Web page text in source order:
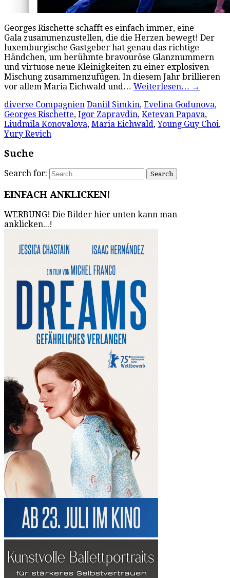
Georges Rischette schafft es einfach immer, eine
Gala zusammenzustellen, die die Herzen bewegt! Der
luxemburgische Gastgeber hat genau das richtige
Händchen, um berühmte bravouröse Glanznummern
und virtuose neue Kleinigkeiten zu einer explosiven
Mischung zusammenzufügen. In diesem Jahr brillieren
vor allem Maria Eichwald und… Weiterlesen… →
diverse Compagnien Daniil Simkin, Evelina Godunova,
Georges Rischette, Igor Zapravdin, Ketevan Papava,
Liudmila Konovalova, Maria Eichwald,Young Guy Choi,
Yury Revich
Suche
Search for:
EINFACH ANKLICKEN!
WERBUNG! Die Bilder hier unten kann man
anklicken...!